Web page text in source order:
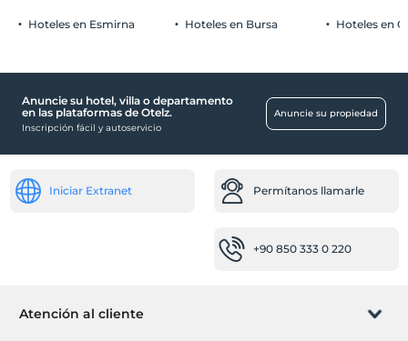
Hoteles en Esmirna Hoteles en Bursa Hoteles en
Anuncie su hotel, villa o departamento
en las plataformas de Otelz.
Inscripción fácil y autoservicio
Anuncie su propiedad
Iniciar Extranet Permítanos llamarle
+90 850 333 0 220
Atención al cliente